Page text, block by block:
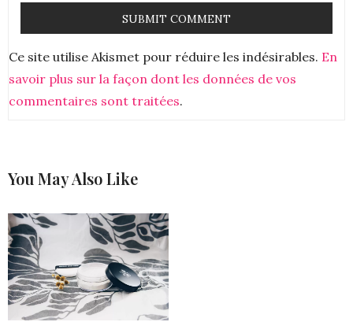
Ce site utilise Akismet pour réduire les indésirables. En
savoir plus sur la façon dont les données de vos
commentaires sont traitées.
You May Also Like